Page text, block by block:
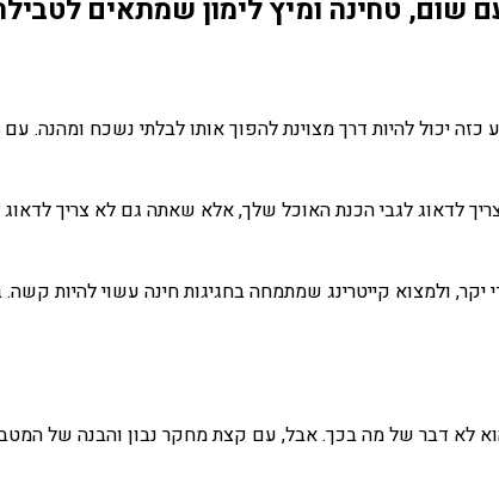
קייטרינג לאירוע כזה יכול להיות דרך מצוינת להפוך אותו לבלתי
לדאוג לגבי הכנת האוכל שלך, אלא שאתה גם לא צריך לדאוג
יקר, ולמצוא קייטרינג שמתמחה בחגיגות חינה עשוי להיות
הוא לא דבר של מה בכך. אבל, עם קצת מחקר נבון והבנה של